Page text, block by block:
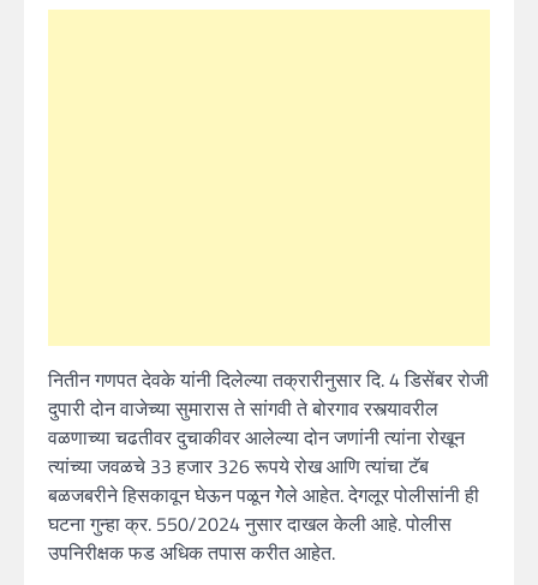
नितीन गणपत देवके यांनी दिलेल्या तक्रारीनुसार दि. 4 डिसेंबर रोजी
दुपारी दोन वाजेच्या सुमारास ते सांगवी ते बोरगाव रस्त्यावरील
वळणाच्या चढतीवर दुचाकीवर आलेल्या दोन जणांनी त्यांना रोखून
त्यांच्या जवळचे 33 हजार 326 रूपये रोख आणि त्यांचा टॅब
बळजबरीने हिसकावून घेऊन पळून गेेले आहेत. देगलूर पोलीसांनी ही
घटना गुन्हा क्र. 550/2024 नुसार दाखल केली आहे. पोलीस
उपनिरीक्षक फड अधिक तपास करीत आहेत.